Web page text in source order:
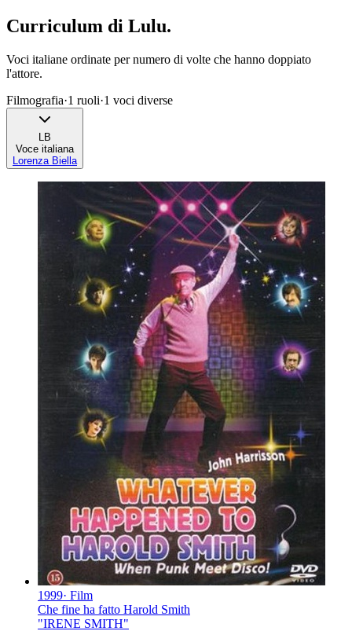
Curriculum di Lulu.
Voci italiane ordinate per numero di volte che hanno doppiato
l'attore.
Filmografia·1 ruoli·1 voci diverse
LB
Voce italiana
Lorenza Biella
1999· Film
Che fine ha fatto Harold Smith
"IRENE SMITH"